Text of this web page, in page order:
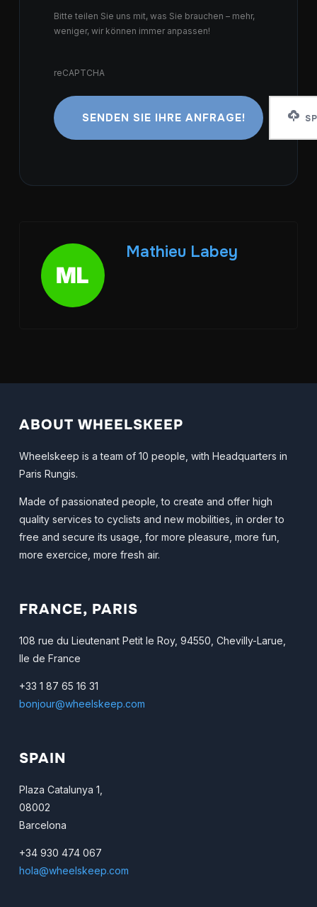
Bitte teilen Sie uns mit, was Sie brauchen – mehr,
weniger, wir können immer anpassen!
reCAPTCHA
Mathieu Labey
ABOUT WHEELSKEEP
Wheelskeep is a team of 10 people, with Headquarters in
Paris Rungis.
Made of passionated people, to create and offer high
quality services to cyclists and new mobilities, in order to
free and secure its usage, for more pleasure, more fun,
more exercice, more fresh air.
FRANCE, PARIS
108 rue du Lieutenant Petit le Roy, 94550, Chevilly-Larue,
Ile de France
+33 1 87 65 16 31
bonjour@wheelskeep.com
SPAIN
Plaza Catalunya 1,
08002
Barcelona
+34 930 474 067
hola@wheelskeep.com